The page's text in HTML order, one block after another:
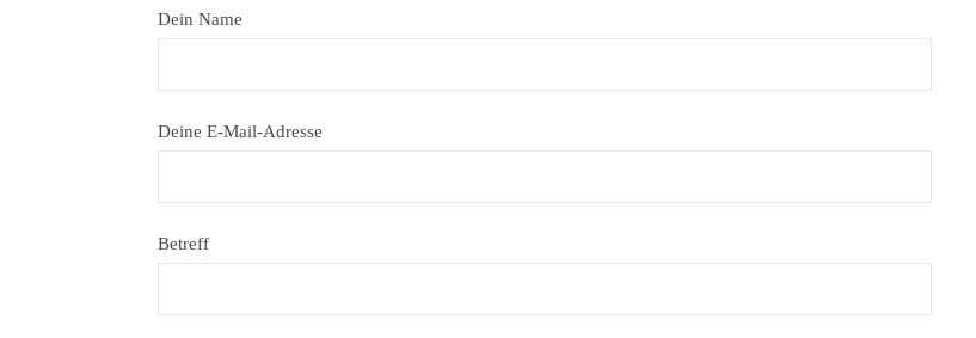
Dein Name
Deine E-Mail-Adresse
Betreff